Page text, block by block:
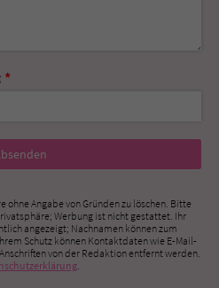
*
ohne Angabe von Gründen zu löschen. Bitte
Werbung ist nicht gestattet. Ihr
angezeigt; Nachnamen können zum
Schutz können Kontaktdaten wie E-Mail-
von der Redaktion entfernt werden.